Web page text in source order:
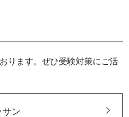
ります。ぜひ受験対策にご活
サン